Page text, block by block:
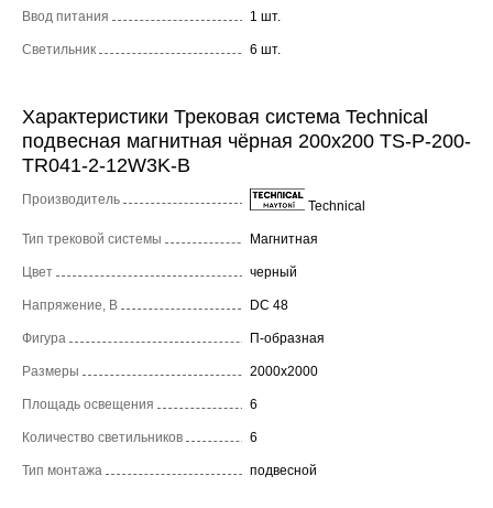
Ввод питания 1 шт.
Светильник 6 шт.
Характеристики Трековая система Technical
подвесная магнитная чёрная 200x200 TS-P-200-
TR041-2-12W3K-B
Производитель Technical
Тип трековой системы Магнитная
Цвет черный
Напряжение, В DC 48
Фигура П-образная
Размеры 2000x2000
Площадь освещения 6
Количество светильников 6
Тип монтажа подвесной